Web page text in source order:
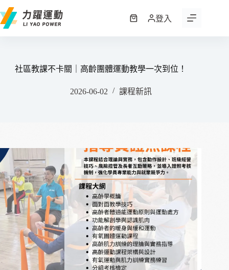
至
主
購
登入
社區教課不卡關｜高齡團體運動教學一次到位！
2026-06-02 課程新訊